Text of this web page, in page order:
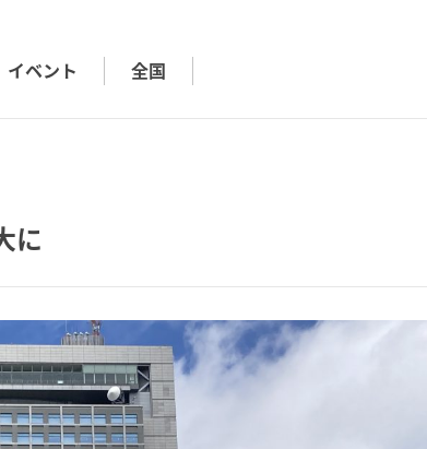
イベント 全国
に